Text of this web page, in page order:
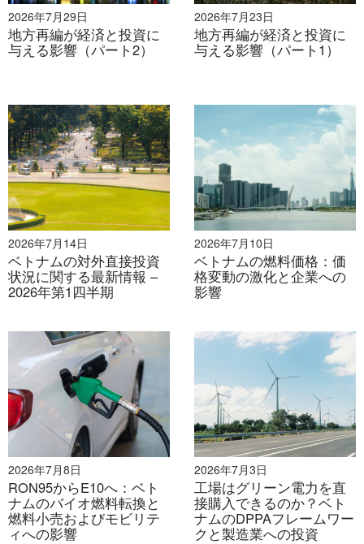
処理インフラの同期が不足しているアクセス
[9]ベトナム財務省（2024年）。ベトナムにおける循環
* この記事の情報を引用する場合は、著作権を尊重する
ため、出典と元の記事へのリンクを明記してくださ
い。.
B&カンパニー
2008年よりベトナムで市場調査を専門とする初の日本
企業として、業界レポート、業界インタビュー、消費
者調査、ビジネスマッチングなど、幅広いサービスを
の企業を網羅したデータベースを構築し、パートナー
企業の探索や市場分析にご活用いただけるようになり
ました。.
ご不明な点がございましたら、お気軽にお問い合わせ
ください。.
info@b-company.jp + (84) 28 3910 3913
2026年7月29日
地方再編が経済と投資に
与える影響（パート2）
2026年7月23日
地方再編が経済と投資に
与える影響（パート1）
2026年7月14日
ベトナムの対外直接投資
状況に関する最新情報 –
2026年第1四半期
2026年7月10日
ベトナムの燃料価格：価
格変動の激化と企業への
影響
2026年7月8日
RON95からE10へ：ベト
ナムのバイオ燃料転換と
燃料小売およびモビリテ
ィへの影響
2026年7月3日
工場はグリーン電力を直
接購入できるのか？ベト
ナムのDPPAフレームワー
クと製造業への投資